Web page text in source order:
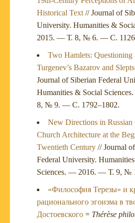
Historical Text // Journal of
University. Humanities &
2015. — Т. 8, № 6. — С.
Two Hamlets: Questioning
Turgenev’s Bazarov and
Journal of Siberian Federal
Humanities & Social
8, № 9. — С. 1792–1802.
New Directions in Russian
Church Architecture at the
Twentieth Century // Journal
Federal University.
Sciences. — 2016. — Т. 9, №
«Философия Терезы» и
рационального эгоизма в
Достоевского = Thérèse